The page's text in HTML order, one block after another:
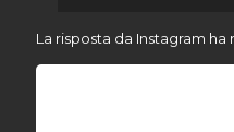
La risposta da Instagram